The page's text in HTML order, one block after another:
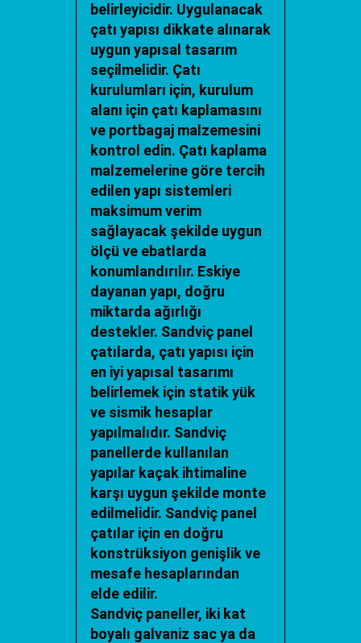
belirleyicidir. Uygulanacak
çatı yapısı dikkate alınarak
uygun yapısal tasarım
seçilmelidir. Çatı
kurulumları için, kurulum
alanı için çatı kaplamasını
ve portbagaj malzemesini
kontrol edin. Çatı kaplama
malzemelerine göre tercih
edilen yapı sistemleri
maksimum verim
sağlayacak şekilde uygun
ölçü ve ebatlarda
konumlandırılır. Eskiye
dayanan yapı, doğru
miktarda ağırlığı
destekler. Sandviç panel
çatılarda, çatı yapısı için
en iyi yapısal tasarımı
belirlemek için statik yük
ve sismik hesaplar
yapılmalıdır. Sandviç
panellerde kullanılan
yapılar kaçak ihtimaline
karşı uygun şekilde monte
edilmelidir. Sandviç panel
çatılar için en doğru
konstrüksiyon genişlik ve
mesafe hesaplarından
elde edilir.
Sandviç paneller, iki kat
boyalı galvaniz sac ya da